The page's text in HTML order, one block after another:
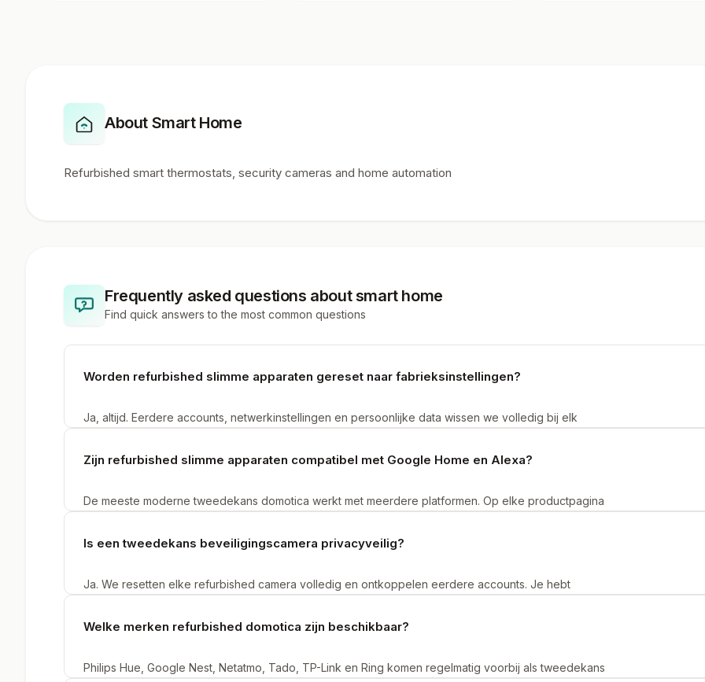
About Smart Home
Refurbished smart thermostats, security cameras and home automation
Frequently asked questions aboutsmart home
Find quick answers to the most common questions
Worden refurbished slimme apparaten gereset naar fabrieksinstellingen?
Ja, altijd. Eerdere accounts, netwerkinstellingen en persoonlijke data wissen we volledig bij elk
netwerk, net als bij een nieuw product.
Zijn refurbished slimme apparaten compatibel met Google Home en Alexa?
De meeste moderne tweedekans domotica werkt met meerdere platformen. Op elke productpagina
apparaat ondersteunt. Check dit voor aankoop.
Is een tweedekans beveiligingscamera privacyveilig?
Ja. We resetten elke refurbished camera volledig en ontkoppelen eerdere accounts. Je hebt
account koppelt bij Secondbay.
Welke merken refurbished domotica zijn beschikbaar?
Philips Hue, Google Nest, Netatmo, Tado, TP-Link en Ring komen regelmatig voorbij als tweedekans